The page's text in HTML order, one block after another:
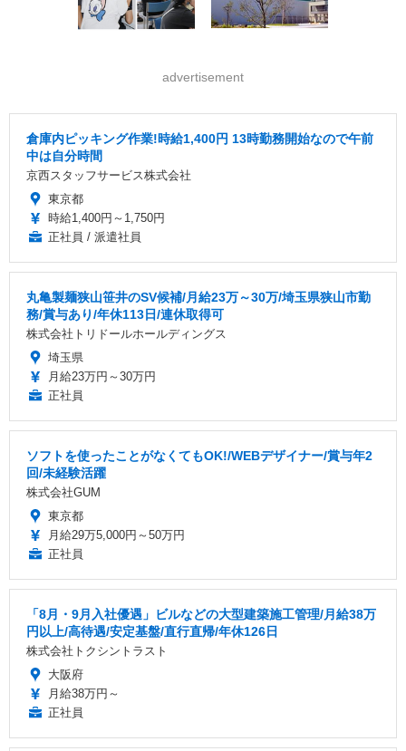
advertisement
倉庫内ピッキング作業!時給1,400円 13時勤務開始なので午前
中は自分時間
京西スタッフサービス株式会社
東京都
時給1,400円～1,750円
正社員 / 派遣社員
丸亀製麺狭山笹井のSV候補/月給23万～30万/埼玉県狭山市勤
務/賞与あり/年休113日/連休取得可
株式会社トリドールホールディングス
埼玉県
月給23万円～30万円
正社員
ソフトを使ったことがなくてもOK!/WEBデザイナー/賞与年2
回/未経験活躍
株式会社GUM
東京都
月給29万5,000円～50万円
正社員
「8月・9月入社優遇」ビルなどの大型建築施工管理/月給38万
円以上/高待遇/安定基盤/直行直帰/年休126日
株式会社トクシントラスト
大阪府
月給38万円～
正社員